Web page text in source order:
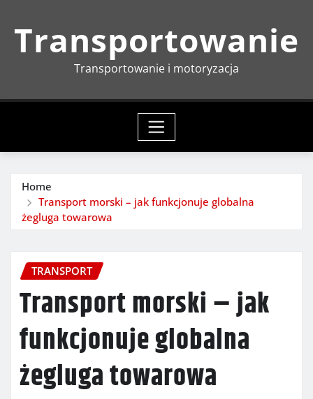
Transportowanie
Transportowanie i motoryzacja
Home
Transport morski – jak funkcjonuje globalna
żegluga towarowa
TRANSPORT
Transport morski – jak
funkcjonuje globalna
żegluga towarowa